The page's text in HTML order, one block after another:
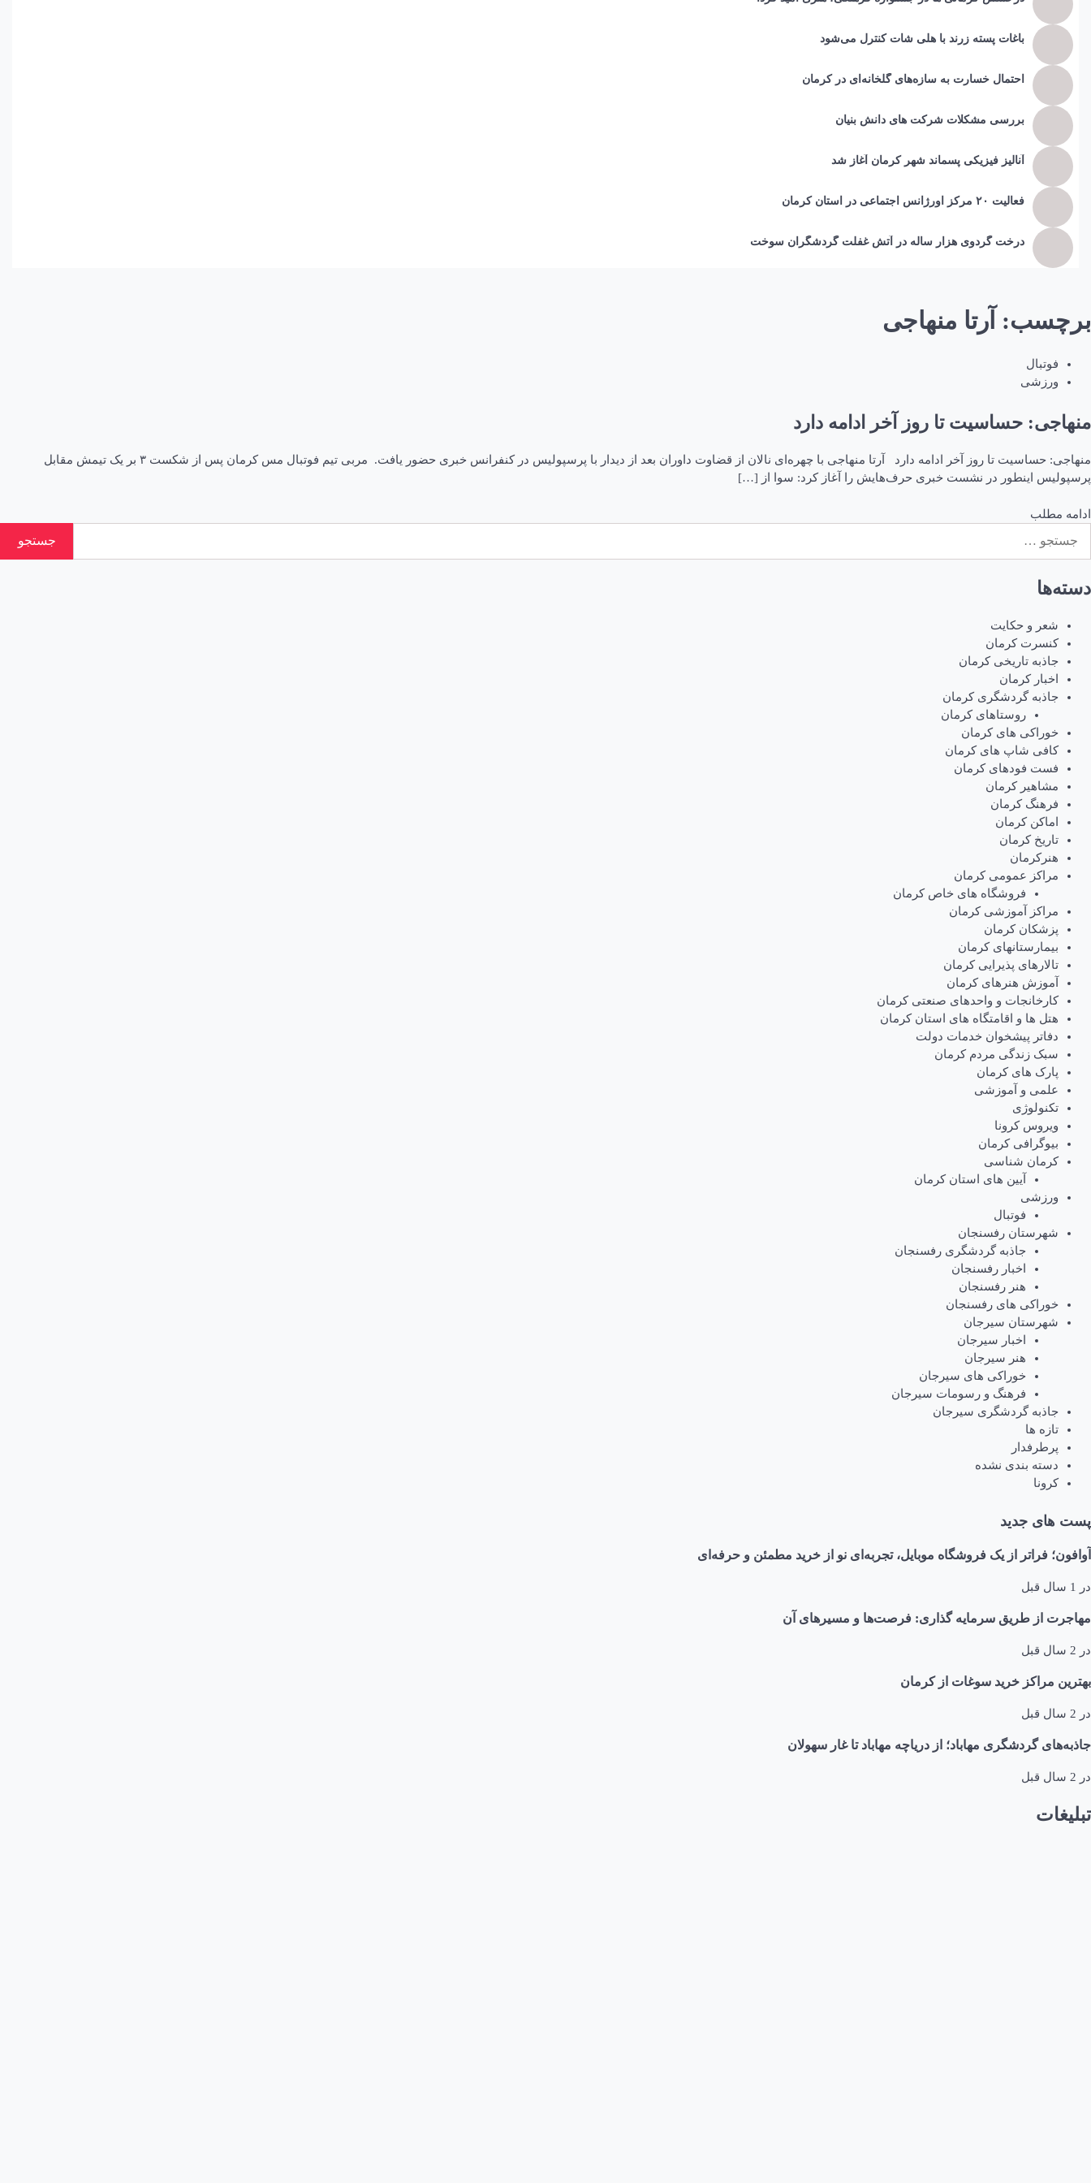
باغات پسته زرند با هلی شات کنترل می‌شود
احتمال خسارت به ساز‌ه‌های گلخانه‌ای در کرمان
بررسی مشکلات شرکت های دانش بنیان
آنالیز فیزیکی پسماند شهر کرمان آغاز شد
فعالیت ۲۰ مرکز اورژانس اجتماعی در استان کرمان
درخت گردوی هزار ساله در آتش غفلت گردشگران سوخت
برچسب: آرتا منهاجی
فوتبال
ورزشی
منهاجی: حساسیت تا روز آخر ادامه دارد
منهاجی: حساسیت تا روز آخر ادامه دارد آرتا منهاجی با چهره‌ای نالان از قضاوت داوران بعد از دیدار با پرسپولیس در کنفرانس خبری حضور یافت. مربی تیم فوتبال مس کرمان پس از شکست ۳ بر یک تیمش مقابل
پرسپولیس اینطور در نشست خبری حرف‌هایش را آغاز کرد: سوا از […]
ادامه مطلب
برای:
دسته‌ها
شعر و حکایت
کنسرت کرمان
جاذبه تاریخی کرمان
اخبار کرمان
جاذبه گردشگری کرمان
روستاهای کرمان
خوراکی های کرمان
کافی شاپ های کرمان
فست فودهای کرمان
مشاهیر کرمان
فرهنگ کرمان
اماکن کرمان
تاریخ کرمان
هنرکرمان
مراکز عمومی کرمان
فروشگاه های خاص کرمان
مراکز آموزشی کرمان
پزشکان کرمان
بیمارستانهای کرمان
تالارهای پذیرایی کرمان
آموزش هنرهای کرمان
کارخانجات و واحدهای صنعتی کرمان
هتل ها و اقامتگاه های استان کرمان
دفاتر پیشخوان خدمات دولت
سبک زندگی مردم کرمان
پارک های کرمان
علمی و آموزشی
تکنولوژی
ویروس کرونا
بیوگرافی کرمان
کرمان شناسی
آیین های استان کرمان
ورزشی
فوتبال
شهرستان رفسنجان
جاذبه گردشگری رفسنجان
اخبار رفسنجان
هنر رفسنجان
خوراکی های رفسنجان
شهرستان سیرجان
اخبار سیرجان
هنر سیرجان
خوراکی های سیرجان
فرهنگ و رسومات سیرجان
جاذبه گردشگری سیرجان
تازه ها
پرطرفدار
دسته بندی نشده
کرونا
پست های جدید
آوافون؛ فراتر از یک فروشگاه موبایل، تجربه‌ای نو از خرید مطمئن و حرفه‌ای
در 1 سال قبل
مهاجرت از طریق سرمایه گذاری: فرصت‌ها و مسیرهای آن
در 2 سال قبل
بهترین مراکز خرید سوغات از کرمان
در 2 سال قبل
جاذبه‌های گردشگری مهاباد؛ از دریاچه مهاباد تا غار سهولان
در 2 سال قبل
تبلیغات